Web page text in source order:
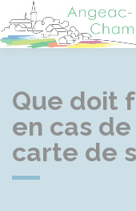
Que doit
en cas
carte de